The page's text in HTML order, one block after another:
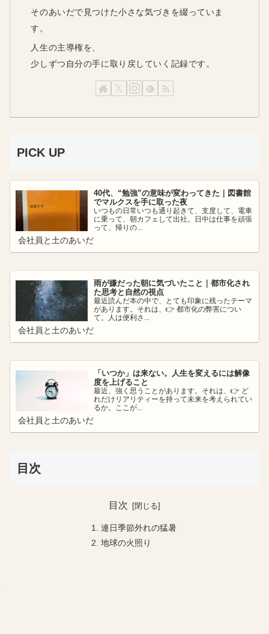
そのあいだで見つけた小さな気づきを綴っていま
す。
人生の主導権を、
少しずつ自分の手に取り戻していく記録です。
PICK UP
40代、“勉強”の意味が変わってきた｜図書館
でマルクスを手に取った夜
いつもの日常いつも通り起きて、支度して、電車
に乗って、朝カフェして出社。日中は仕事を頑張
って、帰りの...
会社員と土のあいだ
雨が嫌だった朝に気づいたこと｜都市化され
た思考と自然の視点
最近読んだ本の中で、とても印象に残ったテーマ
があります。それは、👉 都市化の弊害につい
て。人は便利さ...
会社員と土のあいだ
「いつか」は来ない。人生を変えるには解像
度を上げること
最近、強く思うことがあります。それは、👉 ど
れだけリアリティーを持って未来を考えられてい
るか。ここが...
会社員と土のあいだ
目次
目次
連日季節外れの猛暑
地球の火照り